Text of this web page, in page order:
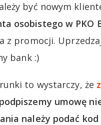
być nowym
osobistego w PKO
z promocji.
bank :)
to wystarczy, że
umowę
należy podać kod